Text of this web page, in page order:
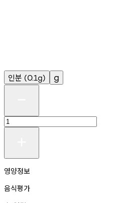
인분 (0.1g) g
영양정보
음식평가